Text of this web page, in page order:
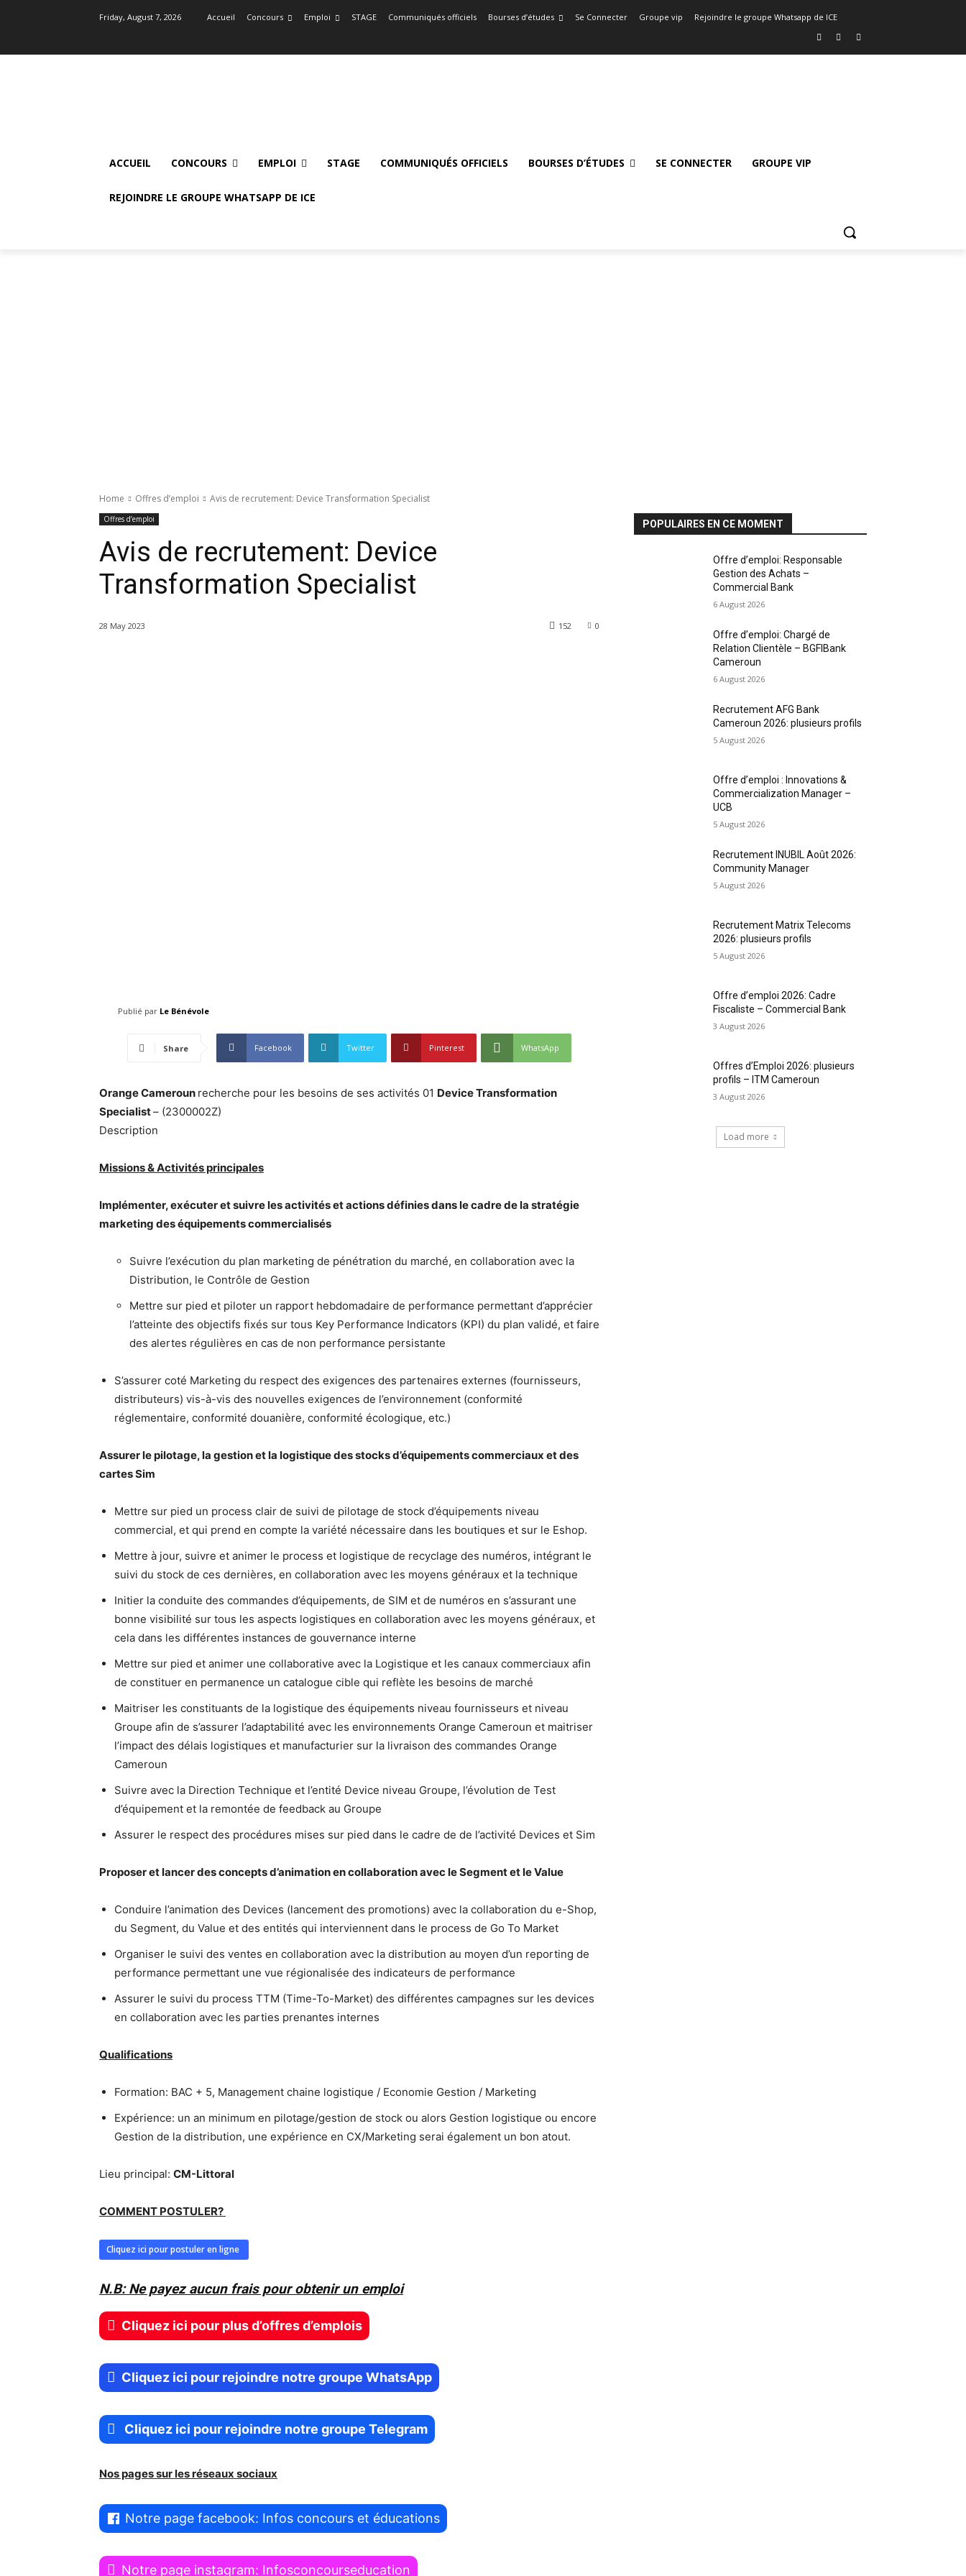
Friday, August 7, 2026 Accueil Concours Emploi STAGE Communiqués officiels Bourses d’études Se Connecter Groupe vip Rejoindre le groupe Whatsapp de ICE
ACCUEIL CONCOURS EMPLOI STAGE COMMUNIQUÉS OFFICIELS BOURSES D’ÉTUDES SE CONNECTER GROUPE VIP
REJOINDRE LE GROUPE WHATSAPP DE ICE
Home Offres d’emploi Avis de recrutement: Device Transformation Specialist
Offres d’emploi
Avis de recrutement: Device
Transformation Specialist
28 May 2023 0
152
Publié par Le Bénévole
Share Facebook Twitter Pinterest WhatsApp
Orange Cameroun recherche pour les besoins de ses activités 01 Device Transformation
Specialist– (2300002Z)
Description
Missions & Activités principales
Implémenter, exécuter et suivre les activités et actions définies dans le cadre de la stratégie
marketing des équipements commercialisés
Suivre l’exécution du plan marketing de pénétration du marché, en collaboration avec la
Distribution, le Contrôle de Gestion
Mettre sur pied et piloter un rapport hebdomadaire de performance permettant d’apprécier
l’atteinte des objectifs fixés sur tous Key Performance Indicators (KPI) du plan validé, et faire
des alertes régulières en cas de non performance persistante
S’assurer coté Marketing du respect des exigences des partenaires externes (fournisseurs,
distributeurs) vis-à-vis des nouvelles exigences de l’environnement (conformité
réglementaire, conformité douanière, conformité écologique, etc.)
Assurer le pilotage, la gestion et la logistique des stocks d’équipements commerciaux et des
cartes Sim
Mettre sur pied un process clair de suivi de pilotage de stock d’équipements niveau
commercial, et qui prend en compte la variété nécessaire dans les boutiques et sur le Eshop.
Mettre à jour, suivre et animer le process et logistique de recyclage des numéros, intégrant le
suivi du stock de ces dernières, en collaboration avec les moyens généraux et la technique
Initier la conduite des commandes d’équipements, de SIM et de numéros en s’assurant une
bonne visibilité sur tous les aspects logistiques en collaboration avec les moyens généraux, et
cela dans les différentes instances de gouvernance interne
Mettre sur pied et animer une collaborative avec la Logistique et les canaux commerciaux afin
de constituer en permanence un catalogue cible qui reflète les besoins de marché
Maitriser les constituants de la logistique des équipements niveau fournisseurs et niveau
Groupe afin de s’assurer l’adaptabilité avec les environnements Orange Cameroun et maitriser
l’impact des délais logistiques et manufacturier sur la livraison des commandes Orange
Cameroun
Suivre avec la Direction Technique et l’entité Device niveau Groupe, l’évolution de Test
d’équipement et la remontée de feedback au Groupe
Assurer le respect des procédures mises sur pied dans le cadre de de l’activité Devices et Sim
Proposer et lancer des concepts d’animation en collaboration avec le Segment et le Value
Conduire l’animation des Devices (lancement des promotions) avec la collaboration du e-Shop,
du Segment, du Value et des entités qui interviennent dans le process de Go To Market
Organiser le suivi des ventes en collaboration avec la distribution au moyen d’un reporting de
performance permettant une vue régionalisée des indicateurs de performance
Assurer le suivi du process TTM (Time-To-Market) des différentes campagnes sur les devices
en collaboration avec les parties prenantes internes
Qualifications
Formation: BAC + 5, Management chaine logistique / Economie Gestion / Marketing
Expérience: un an minimum en pilotage/gestion de stock ou alors Gestion logistique ou encore
Gestion de la distribution, une expérience en CX/Marketing serai également un bon atout.
Lieu principal: CM-Littoral
COMMENT POSTULER?
Cliquez ici pour postuler en ligne
N.B: Ne payez aucun frais pour obtenir un emploi
Cliquez ici pour plus d’offres d’emplois
Cliquez ici pour rejoindre notre groupe WhatsApp
Cliquez ici pour rejoindre notre groupe Telegram
Nos pages sur les réseaux sociaux
Notre page facebook: Infos concours et éducations
Notre page instagram: Infosconcourseducation
POPULAIRES EN CE MOMENT
Offre d’emploi: Responsable
Gestion des Achats –
Commercial Bank
6 August 2026
Offre d’emploi: Chargé de
Relation Clientèle – BGFIBank
Cameroun
6 August 2026
Recrutement AFG Bank
Cameroun 2026: plusieurs profils
5 August 2026
Offre d’emploi : Innovations &
Commercialization Manager –
UCB
5 August 2026
Recrutement INUBIL Août 2026:
Community Manager
5 August 2026
Recrutement Matrix Telecoms
2026: plusieurs profils
5 August 2026
Offre d’emploi 2026: Cadre
Fiscaliste – Commercial Bank
3 August 2026
Offres d’Emploi 2026: plusieurs
profils – ITM Cameroun
3 August 2026
Load more